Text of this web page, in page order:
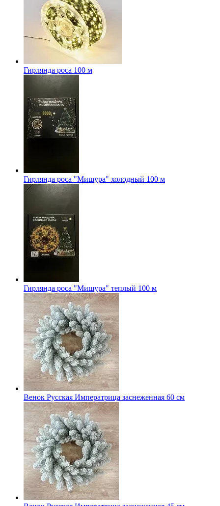
Гирлянда роса 100 м
Гирлянда роса "Мишура" холодный 100 м
Гирлянда роса "Мишура" теплый 100 м
Венок Русская Императрица заснеженная 60 см